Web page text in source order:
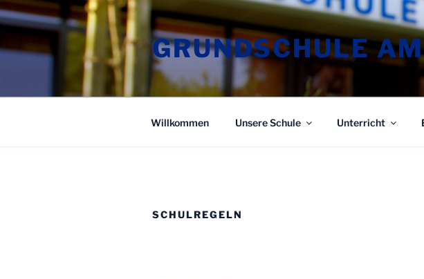
Zum
Inhalt
springen
GRUNDSCHULE
Willkommen Unsere Schule Unterricht
SCHULREGELN